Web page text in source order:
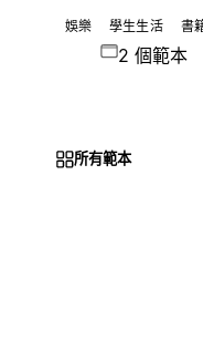
娛樂 學生生活 書
2 個範本
所有範本